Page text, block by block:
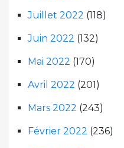
Juillet 2022 (118)
Juin 2022 (132)
Mai 2022 (170)
Avril 2022 (201)
Mars 2022 (243)
Février 2022 (236)